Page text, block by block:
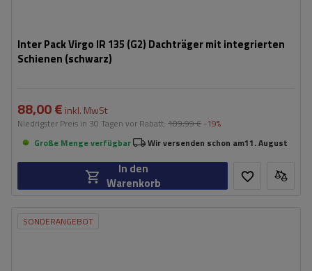
Inter Pack Virgo IR 135 (G2) Dachträger mit integrierten
Schienen (schwarz)
88,00 € inkl. MwSt
Niedrigster Preis in 30 Tagen vor Rabatt: 109,99 € -19%
Große Menge verfügbar
Wir versenden schon am11. August
In den
Warenkorb
SONDERANGEBOT